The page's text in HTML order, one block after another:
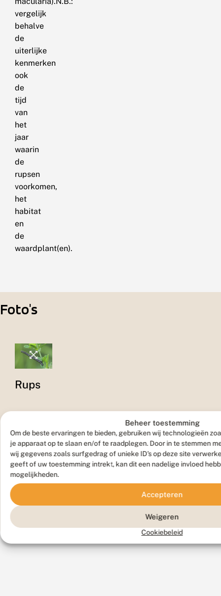
Beheer toestemming
Om de beste ervaringen te bieden, gebruiken wij technologieën
je apparaat op te slaan en/of te raadplegen. Door in te stemmen
wij gegevens zoals surfgedrag of unieke ID's op deze site
geeft of uw toestemming intrekt, kan dit een nadelige invloed
mogelijkheden.
Accepteren
Weigeren
Cookiebeleid
vergelijk
behalve
de
uiterlijke
kenmerken
ook
de
tijd
van
het
jaar
waarin
de
rupsen
voorkomen,
het
habitat
en
de
waardplant(en).
Foto's
Rups